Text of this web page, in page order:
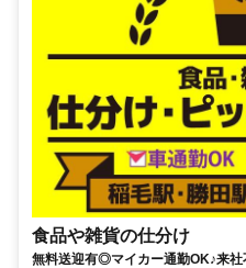
食品や雑貨の仕分け
無料送迎有◎マイカー通勤OK♪来